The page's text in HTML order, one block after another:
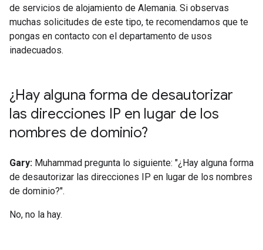
de servicios de alojamiento de Alemania. Si observas
muchas solicitudes de este tipo, te recomendamos que te
pongas en contacto con el departamento de usos
inadecuados.
¿Hay alguna forma de desautorizar
las direcciones IP en lugar de los
nombres de dominio?
Gary: Muhammad pregunta lo siguiente: "¿Hay alguna forma
de desautorizar las direcciones IP en lugar de los nombres
de dominio?".
No, no la hay.